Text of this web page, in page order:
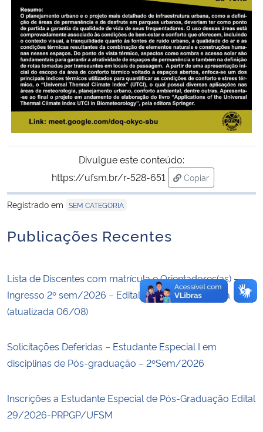
Secretaria de Governo
Gabinete de Segurança Institucional
Advocacia-Geral da União
Banco Central do Brasil
Planalto
Divulgue este conteúdo:
https://ufsm.br/r-528-651
Copiar
para área de
Registrado em SEM CATEGORIA
Publicações Recentes
Lista de Discentes com matrícula e Orientadores(as) –
Ingresso 2º sem/2026 – Edital 30/2025 – 2ª janela
(atualizada 06/08)
Solicitações Deferidas – Estudante Especial I em
disciplinas de Pós-graduação – 2ºSem/2026
Inscrições a Estudante Especial de Pós-Graduação Edital
29/2026-PRPGP/UFSM